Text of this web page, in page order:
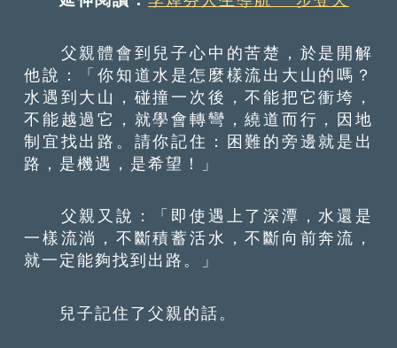
父親體會到兒子心中的苦楚，於是開解
他說：「你知道水是怎麼樣流出大山的嗎？
水遇到大山，碰撞一次後，不能把它衝垮，
不能越過它，就學會轉彎，繞道而行，因地
制宜找出路。請你記住：困難的旁邊就是出
路，是機遇，是希望！」
父親又說：「即使遇上了深潭，水還是
一樣流淌，不斷積蓄活水，不斷向前奔流，
就一定能夠找到出路。」
兒子記住了父親的話。